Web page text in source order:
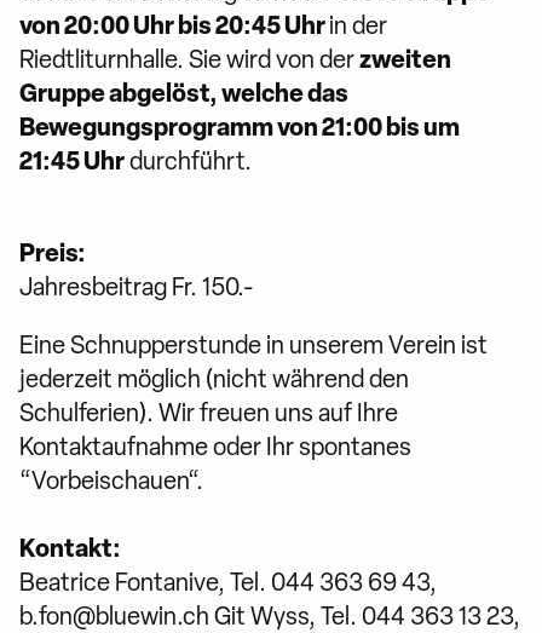
von 20:00 Uhr bis 20:45 Uhrin der
Riedtliturnhalle. Sie wird von derzweiten
Gruppe abgelöst, welche das
Bewegungsprogramm von 21:00 bis um
21:45 Uhrdurchführt.
Preis:
Jahresbeitrag Fr. 150.-
Eine Schnupperstunde in unserem Verein ist
jederzeit möglich (nicht während den
Schulferien). Wir freuen uns auf Ihre
Kontaktaufnahme oder Ihr spontanes
“Vorbeischauen“.
Kontakt:
Beatrice Fontanive, Tel. 044 363 69 43,
b.fon@bluewin.ch Git Wyss, Tel. 044 363 13 23,